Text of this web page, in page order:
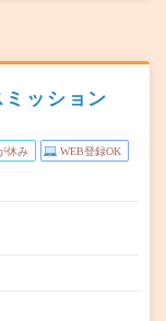
ミッション
休み WEB登録OK